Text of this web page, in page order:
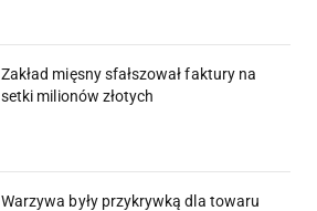
Zakład mięsny sfałszował faktury na
setki milionów złotych
Warzywa były przykrywką dla towaru